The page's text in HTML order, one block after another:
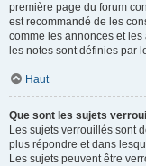
première page du forum
est recommandé de les
comme les annonces et
les notes sont définies par
Haut
Que sont les sujets
Les sujets verrouillés sont
plus répondre et dans
Les sujets peuvent être